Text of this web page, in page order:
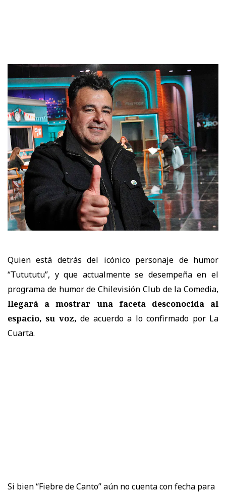
Quien está detrás del icónico personaje de humor
“Tutututu”, y que actualmente se desempeña en el
programa de humor de Chilevisión Club de la Comedia,
llegará a mostrar una faceta desconocida al
espacio, su voz,de acuerdo a lo confirmado por La
Cuarta.
Si bien “Fiebre de Canto” aún no cuenta con fecha para